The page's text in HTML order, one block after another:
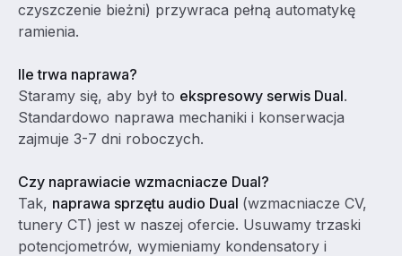
czyszczenie bieżni) przywraca pełną automatykę
ramienia.
Ile trwa naprawa?
Staramy się, aby był to ekspresowy serwis Dual.
Standardowo naprawa mechaniki i konserwacja
zajmuje 3-7 dni roboczych.
Czy naprawiacie wzmacniacze Dual?
Tak, naprawa sprzętu audio Dual (wzmacniacze CV,
tunery CT) jest w naszej ofercie. Usuwamy trzaski
potencjometrów, wymieniamy kondensatory i